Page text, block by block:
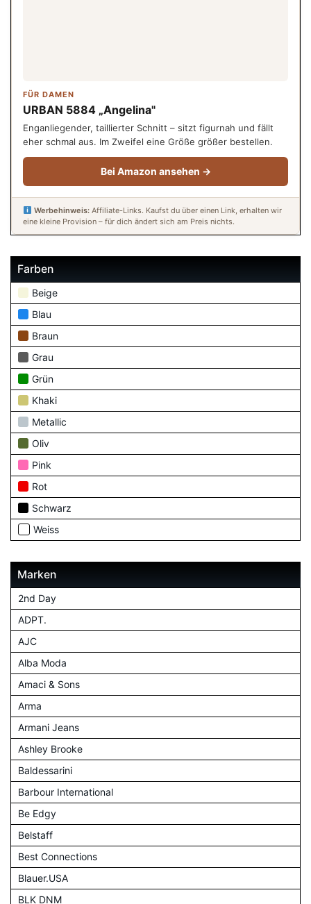
FÜR DAMEN
URBAN 5884 „Angelina"
Enganliegender, taillierter Schnitt – sitzt figurnah und fällt
eher schmal aus. Im Zweifel eine Größe größer bestellen.
Bei Amazon ansehen →
Werbehinweis:Affiliate-Links. Kaufst du über einen Link, erhalten wir
eine kleine Provision – für dich ändert sich am Preis nichts.
Farben
Beige
Blau
Braun
Grau
Grün
Khaki
Metallic
Oliv
Pink
Rot
Schwarz
Weiss
Marken
2nd Day
ADPT.
AJC
Alba Moda
Amaci & Sons
Arma
Armani Jeans
Ashley Brooke
Baldessarini
Barbour International
Be Edgy
Belstaff
Best Connections
Blauer.USA
BLK DNM